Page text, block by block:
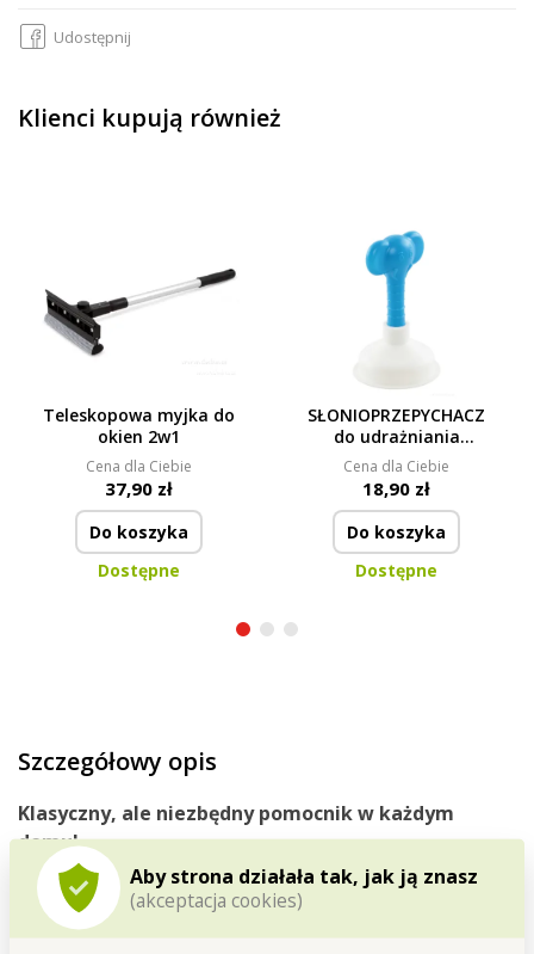
Aby strona działała tak, jak ją znasz
(akceptacja cookies)
Udostępnij
Klienci kupują również
Teleskopowa myjka do
okien 2w1
Cena dla Ciebie
37,90 zł
Do koszyka
Dostępne
SŁONIOPRZEPYCHACZ
do udrażniania
odpływów
Cena dla Ciebie
18,90 zł
Do koszyka
Dostępne
Szczegółowy opis
Klasyczny, ale niezbędny pomocnikw każdym
domu!